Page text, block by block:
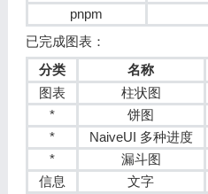
pnpm
已完成图表：
分类
名称
图表
柱状图
*
饼图
*
NaiveUI 多种进度
*
漏斗图
信息
文字